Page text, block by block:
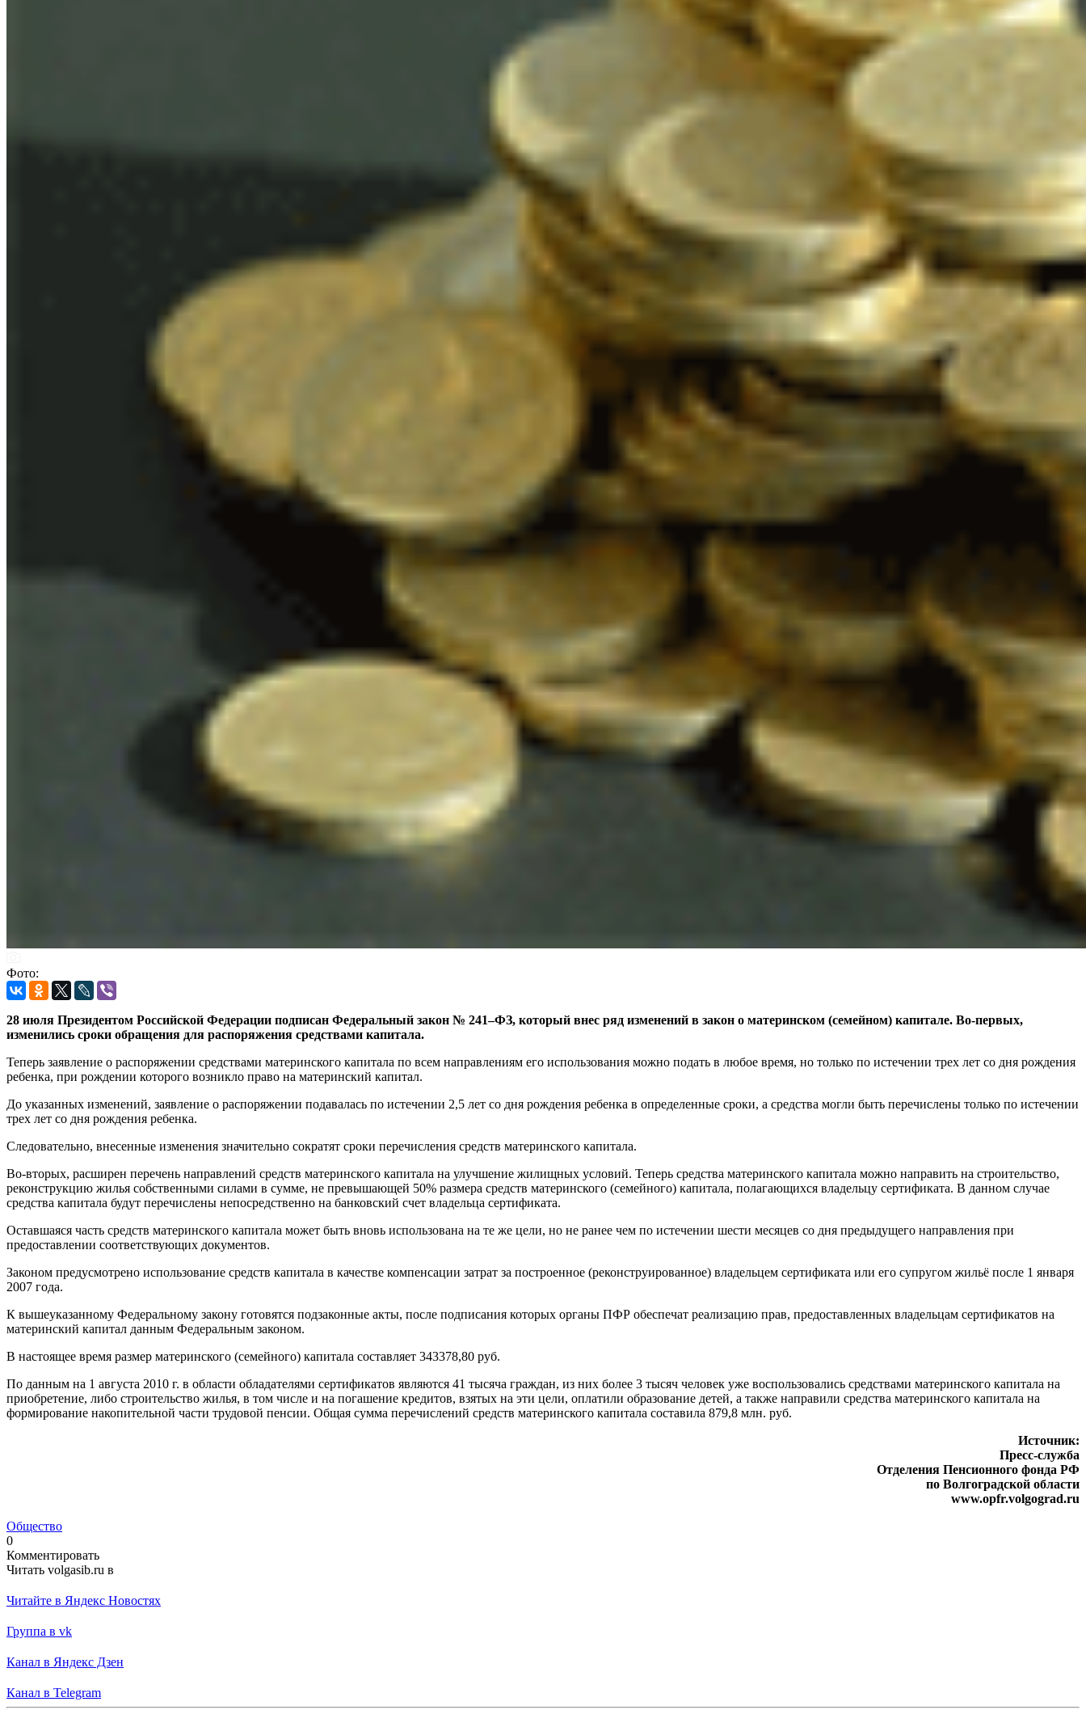
Фото:
28 июля Президентом Российской Федерации подписан Федеральный закон № 241–ФЗ, который внес ряд изменений в закон о материнском (семейном) капитале. Во-первых,
изменились сроки обращения для распоряжения средствами капитала.
Теперь заявление о распоряжении средствами материнского капитала по всем направлениям его использования можно подать в любое время, но только по истечении трех лет со дня рождения
ребенка, при рождении которого возникло право на материнский капитал.
До указанных изменений, заявление о распоряжении подавалась по истечении 2,5 лет со дня рождения ребенка в определенные сроки, а средства могли быть перечислены только по истечении
трех лет со дня рождения ребенка.
Следовательно, внесенные изменения значительно сократят сроки перечисления средств материнского капитала.
Во-вторых, расширен перечень направлений средств материнского капитала на улучшение жилищных условий. Теперь средства материнского капитала можно направить на строительство,
реконструкцию жилья собственными силами в сумме, не превышающей 50% размера средств материнского (семейного) капитала, полагающихся владельцу сертификата. В данном случае
средства капитала будут перечислены непосредственно на банковский счет владельца сертификата.
Оставшаяся часть средств материнского капитала может быть вновь использована на те же цели, но не ранее чем по истечении шести месяцев со дня предыдущего направления при
предоставлении соответствующих документов.
Законом предусмотрено использование средств капитала в качестве компенсации затрат за построенное (реконструированное) владельцем сертификата или его супругом жильё после 1 января
2007 года.
К вышеуказанному Федеральному закону готовятся подзаконные акты, после подписания которых органы ПФР обеспечат реализацию прав, предоставленных владельцам сертификатов на
материнский капитал данным Федеральным законом.
В настоящее время размер материнского (семейного) капитала составляет 343378,80 руб.
По данным на 1 августа 2010 г. в области обладателями сертификатов являются 41 тысяча граждан, из них более 3 тысяч человек уже воспользовались средствами материнского капитала на
приобретение, либо строительство жилья, в том числе и на погашение кредитов, взятых на эти цели, оплатили образование детей, а также направили средства материнского капитала на
формирование накопительной части трудовой пенсии. Общая сумма перечислений средств материнского капитала составила 879,8 млн. руб.
Источник:
Пресс-служба
Отделения Пенсионного фонда РФ
по Волгоградской области
www.opfr.volgograd.ru
Общество
0
Комментировать
Читать volgasib.ru в
Читайте в Яндекс Новостях
Группа в vk
Канал в Яндекс Дзен
Канал в Telegram